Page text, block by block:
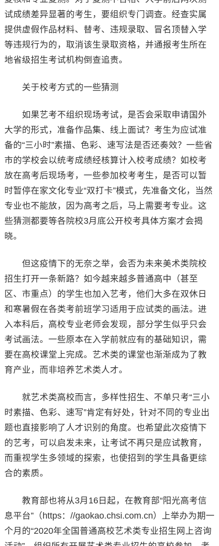
试成绩差异显著的考生，要组织专门调查。经查实属
提供虚假作品材料、替考、违规录取、冒名顶替入学
等违规行为的，取消该生录取资格，并通报考生所在
地省级招生考试机构倒查追责。
关于校考方式的一些猜测
如果艺考不组织现场考试，是否会采取申请国外
大学的形式，准备作品集、线上面试？考生为应试准
备的“三小时”素描、色彩、速写法是否还奏效？一些省
市的学校会以统考成绩经核算计入校考成绩？如校考
放在高考后现场考，一些参加校考考生，是否可以暂
时暂停在家文化专业“双打卡”模式，先准备文化，当然
专业也不能放，因为高考之后，马上需要考专业。这
些猜测都要等各院校3月底公开校考具体方案才会揭
晓。
但这疫情下的无奈之举，会否为未来美术类院校
招生打开一条新路？如今越来越多普通高中（甚至
区、市重点）的学生也加入艺考，他们大多在双休日
和寒暑假在各类考前班学习适用于应试类的画法。进
入本科后，高校专业老师会发现，部分学生似乎只会
考试画法。一些原本在入学前就应有的基础知识，需
要在高校课堂上完成。艺术类的课堂也渐渐成为了教
育产业，而非培养艺术类人才。
就艺术类高校而言，多样性招生、不单只考“三小
时素描、色彩、速写”肯定有好处，针对不同的专业出
题也直接影响了人才识别的角度。也希望此次疫情下
的艺考，可以启发未来，让考试不再只是应试教育，
而重视学生多领域的探索，也使招到的学生具备更综
合的素质。
教育部也将从3月16日起，在教育部“阳光高考信
息平台”（https：//gaokao.chsi.com.cn）上举办为期一
个月的“2020年全国普通高校艺术类专业招生网上咨询